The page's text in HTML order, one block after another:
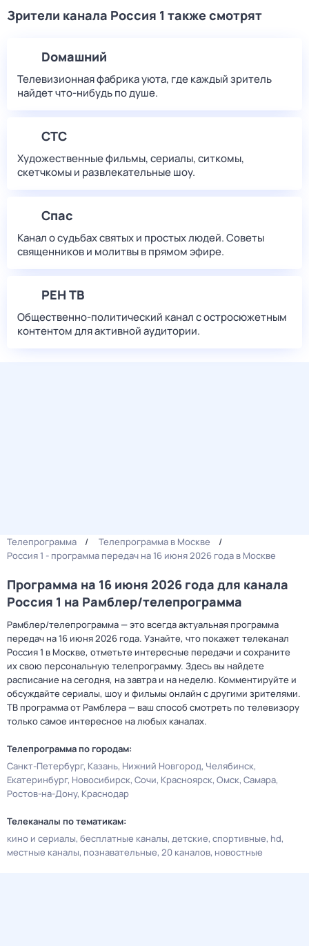
Зрители канала Россия 1 также смотрят
Dомашний
Телевизионная фабрика уюта, где каждый зритель
найдет что‑нибудь по душе.
СТС
Художественные фильмы, сериалы, ситкомы,
скетчкомы и развлекательные шоу.
Спас
Канал о судьбах святых и простых людей. Советы
священников и молитвы в прямом эфире.
РЕН ТВ
Общественно-политический канал с остросюжетным
контентом для активной аудитории.
Телепрограмма
Телепрограмма в Москве
Россия 1 - программа передач на 16 июня 2026 года в Москве
Программа на 16 июня 2026 года для канала
Россия 1 на Рамблер/телепрограмма
Рамблер/телепрограмма — это всегда актуальная программа
передач на 16 июня 2026 года. Узнайте, что покажет телеканал
Россия 1 в Москве, отметьте интересные передачи и сохраните
их свою персональную телепрограмму. Здесь вы найдете
расписание на сегодня, на завтра и на неделю. Комментируйте и
обсуждайте сериалы, шоу и фильмы онлайн с другими зрителями.
ТВ программа от Рамблера — ваш способ смотреть по телевизору
только самое интересное на любых каналах.
Телепрограмма по городам:
Санкт-Петербург Казань Нижний Новгород Челябинск
Екатеринбург Новосибирск Сочи Красноярск Омск Самара
Ростов-на-Дону Краснодар
Телеканалы по тематикам:
кино и сериалы бесплатные каналы детские спортивные hd
местные каналы познавательные 20 каналов новостные